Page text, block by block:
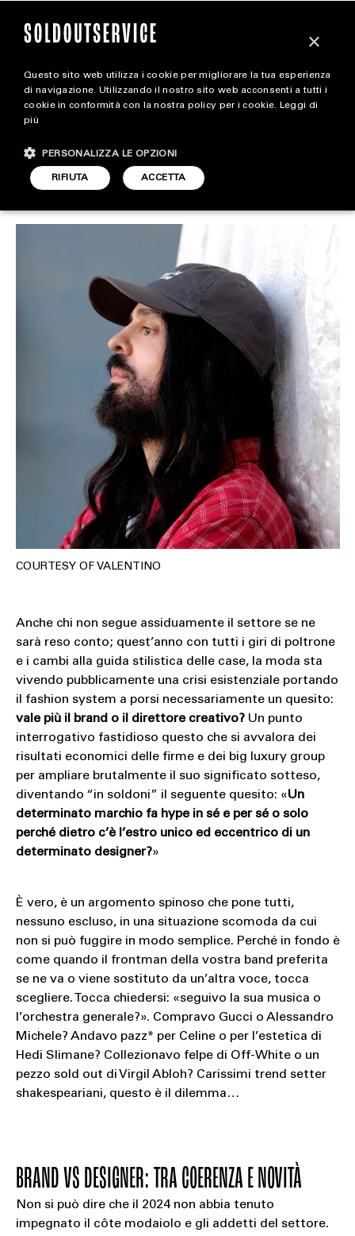
magazine
STYLE
FOOTWEAR
ACCESSORIES
Vale più il brand o il
direttore creativo?
STYLE
8 OTTOBRE 2024
COURTESY OF VALENTINO
Anche chi non segue assiduamente il settore se ne
sarà reso conto; quest’anno con tutti i giri di poltrone
e i cambi alla guida stilistica delle case, la moda sta
vivendo pubblicamente una crisi esistenziale portando
il fashion system a porsi necessariamente un quesito:
vale più il brand o il direttore creativo? Un punto
interrogativo fastidioso questo che si avvalora dei
risultati economici delle firme e dei big luxury group
per ampliare brutalmente il suo significato sotteso,
diventando “in soldoni” il seguente quesito: «Un
determinato marchio fa hype in sé e per sé o solo
perché dietro c’è l’estro unico ed eccentrico di un
determinato designer?»
È vero, è un argomento spinoso che pone tutti,
nessuno escluso, in una situazione scomoda da cui
non si può fuggire in modo semplice. Perché in fondo è
come quando il frontman della vostra band preferita
se ne va o viene sostituto da un’altra voce, tocca
scegliere. Tocca chiedersi: «seguivo la sua musica o
l’orchestra generale?». Compravo Gucci o Alessandro
Michele? Andavo pazz* per Celine o per l’estetica di
Hedi Slimane? Collezionavo felpe di Off-White o un
pezzo sold out di Virgil Abloh? Carissimi trend setter
shakespeariani, questo è il dilemma…
BRAND VS DESIGNER: TRA COERENZA E NOVITÀ
Non si può dire che il 2024 non abbia tenuto
impegnato il côte modaiolo e gli addetti del settore.
×
Questo sito web utilizza i cookie per migliorare la tua esperienza
di navigazione. Utilizzando il nostro sito web acconsenti a tutti i
cookie in conformità con la nostra policy per i cookie. Leggi di
più
ACCETTA
RIFIUTA
PERSONALIZZA LE OPZIONI